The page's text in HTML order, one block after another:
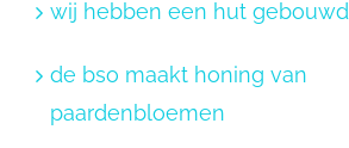
wij hebben een hut gebouwd
de bso maakt honing van
paardenbloemen